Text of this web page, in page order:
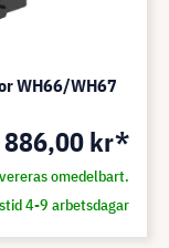
WH66/WH67
886,00 kr*
omedelbart.
4-9 arbetsdagar